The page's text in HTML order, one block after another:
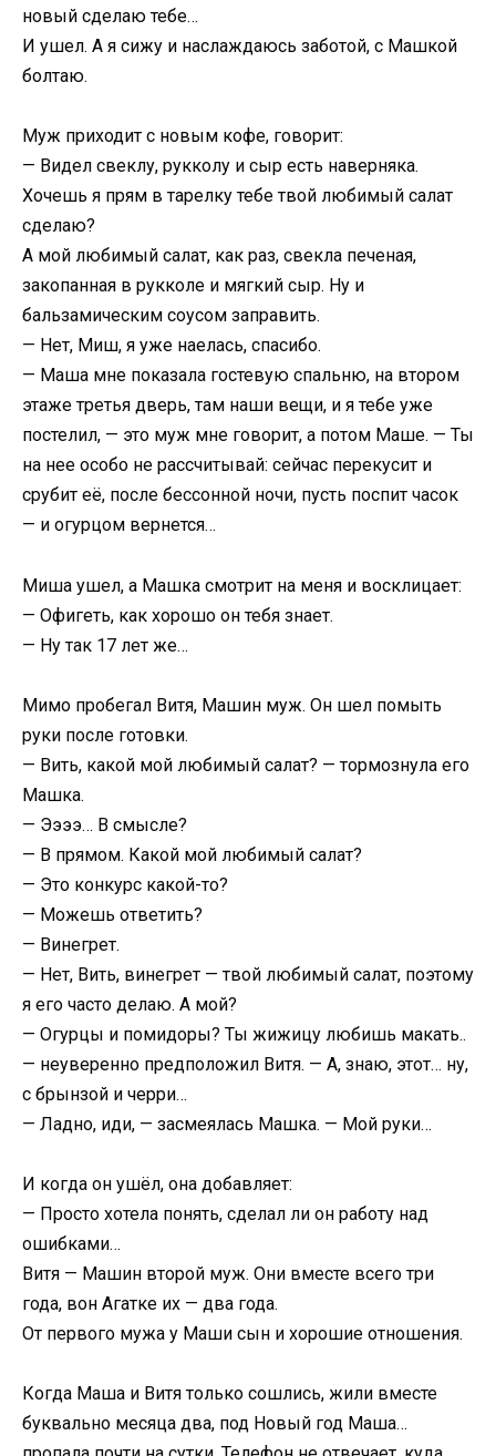
новый сделаю тебе…
И ушел. А я сижу и наслаждаюсь заботой, с Машкой
болтаю.
Муж приходит с новым кофе, говорит:
— Видел свеклу, рукколу и сыр есть наверняка.
Хочешь я прям в тарелку тебе твой любимый салат
сделаю?
А мой любимый салат, как раз, свекла печеная,
закопанная в рукколе и мягкий сыр. Ну и
бальзамическим соусом заправить.
— Нет, Миш, я уже наелась, спасибо.
— Маша мне показала гостевую спальню, на втором
этаже третья дверь, там наши вещи, и я тебе уже
постелил, — это муж мне говорит, а потом Маше. — Ты
на нее особо не рассчитывай: сейчас перекусит и
срубит её, после бессонной ночи, пусть поспит часок
— и огурцом вернется…
Миша ушел, а Машка смотрит на меня и восклицает:
— Офигеть, как хорошо он тебя знает.
— Ну так 17 лет же…
Мимо пробегал Витя, Машин муж. Он шел помыть
руки после готовки.
— Вить, какой мой любимый салат? — тормознула его
Машка.
— Ээээ… В смысле?
— В прямом. Какой мой любимый салат?
— Это конкурс какой-то?
— Можешь ответить?
— Винегрет.
— Нет, Вить, винегрет — твой любимый салат, поэтому
я его часто делаю. А мой?
— Огурцы и помидоры? Ты жижицу любишь макать..
— неуверенно предположил Витя. — А, знаю, этот… ну,
с брынзой и черри…
— Ладно, иди, — засмеялась Машка. — Мой руки…
И когда он ушёл, она добавляет:
— Просто хотела понять, сделал ли он работу над
ошибками…
Витя — Машин второй муж. Они вместе всего три
года, вон Агатке их — два года.
От первого мужа у Маши сын и хорошие отношения.
Когда Маша и Витя только сошлись, жили вместе
буквально месяца два, под Новый год Маша…